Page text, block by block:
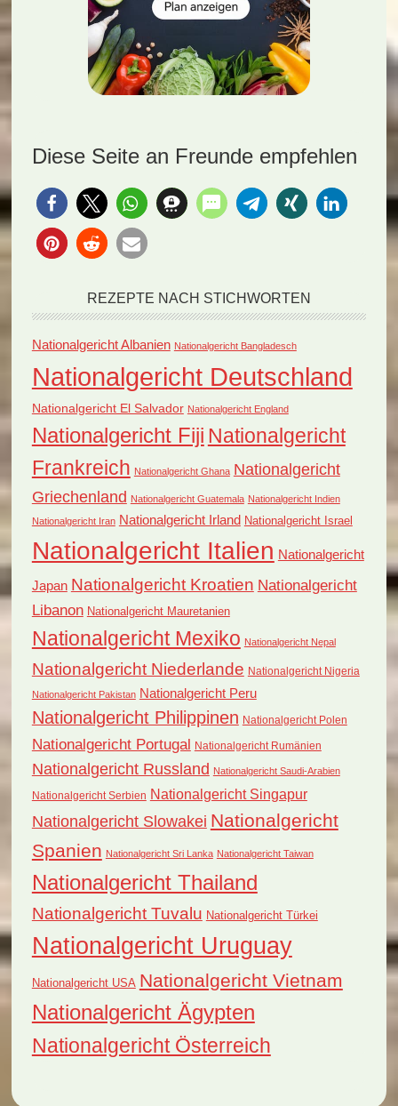
Diese Seite an Freunde empfehlen
REZEPTE NACH STICHWORTEN
Nationalgericht Albanien Nationalgericht Bangladesch
Nationalgericht Deutschland
Nationalgericht El Salvador Nationalgericht England
Nationalgericht Fiji Nationalgericht
Frankreich Nationalgericht Ghana Nationalgericht
Griechenland Nationalgericht Guatemala Nationalgericht Indien
Nationalgericht Iran Nationalgericht Irland Nationalgericht Israel
Nationalgericht Italien Nationalgericht
Japan Nationalgericht Kroatien Nationalgericht
Libanon Nationalgericht Mauretanien
Nationalgericht Mexiko Nationalgericht Nepal
Nationalgericht Niederlande Nationalgericht Nigeria
Nationalgericht Pakistan Nationalgericht Peru
Nationalgericht Philippinen Nationalgericht Polen
Nationalgericht Portugal Nationalgericht Rumänien
Nationalgericht Russland Nationalgericht Saudi-Arabien
Nationalgericht Serbien Nationalgericht Singapur
Nationalgericht Slowakei Nationalgericht
Spanien Nationalgericht Sri Lanka Nationalgericht Taiwan
Nationalgericht Thailand
Nationalgericht Tuvalu Nationalgericht Türkei
Nationalgericht Uruguay
Nationalgericht USA Nationalgericht Vietnam
Nationalgericht Ägypten
Nationalgericht Österreich